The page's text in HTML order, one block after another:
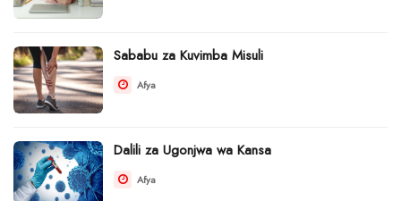
Sababu za Kuvimba Misuli
Afya
Dalili za Ugonjwa wa Kansa
Afya